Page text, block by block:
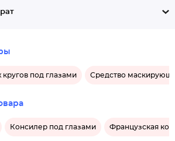
под глазами Средство
Консилер под глазами Французская